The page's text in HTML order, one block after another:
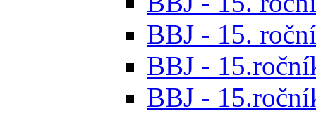
BBJ - 15.
BBJ -
BBJ -